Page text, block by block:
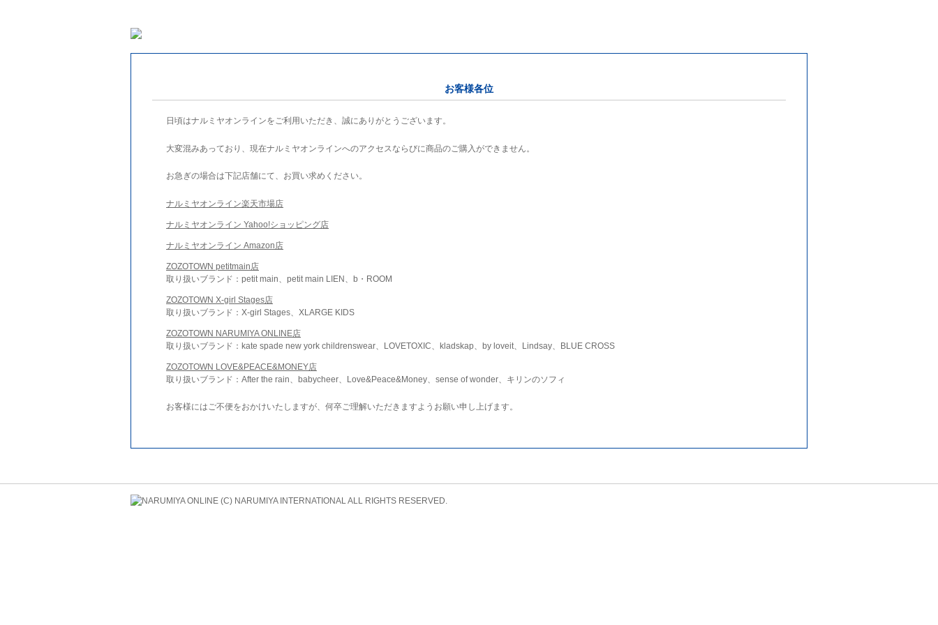
お客様各位
日頃はナルミヤオンラインをご利用いただき、誠にありがとうございます。
大変混みあっており、現在ナルミヤオンラインへのアクセスならびに商品のご購入ができません。
お急ぎの場合は下記店舗にて、お買い求めください。
ナルミヤオンライン楽天市場店
ナルミヤオンライン Yahoo!ショッピング店
ナルミヤオンライン Amazon店
ZOZOTOWN petitmain店
取り扱いブランド：petit main、petit main LIEN、b・ROOM
ZOZOTOWN X-girl Stages店
取り扱いブランド：X-girl Stages、XLARGE KIDS
ZOZOTOWN NARUMIYA ONLINE店
取り扱いブランド：kate spade new york childrenswear、LOVETOXIC、kladskap、by loveit、Lindsay、BLUE CROSS
ZOZOTOWN LOVE&PEACE&MONEY店
取り扱いブランド：After the rain、babycheer、Love&Peace&Money、sense of wonder、キリンのソフィ
お客様にはご不便をおかけいたしますが、何卒ご理解いただきますようお願い申し上げます。